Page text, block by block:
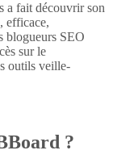
a fait découvrir son
efficace,
blogueurs SEO
sur le
outils veille-
?